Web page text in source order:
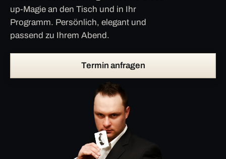
up-Magie an den Tisch und in Ihr
Programm. Persönlich, elegant und
passend zu Ihrem Abend.
Termin anfragen